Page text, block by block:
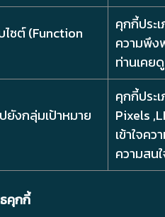
ไซต์ (Function
คุกกี้ประ
ความพึง
ท่านเคย
ยังกลุ่มเป้าหมาย
คุกกี้ประ
Pixels
เข้าใจค
ความสน
คุกกี้